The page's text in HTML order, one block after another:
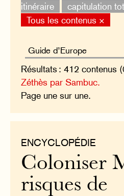
itinéraire
capitulation
Tous les contenus ×
Résultats : 412 contenus
Zéthès par Sambuc.
Page une sur une.
ENCYCLOPÉDIE
Coloniser
risques de